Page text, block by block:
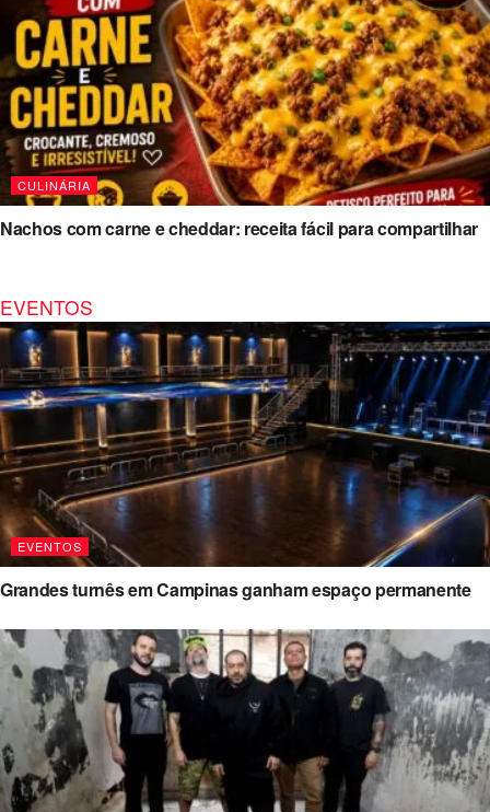
CULINÁRIA
Nachos com carne e cheddar: receita fácil para compartilhar
EVENTOS
EVENTOS
Grandes turnês em Campinas ganham espaço permanente